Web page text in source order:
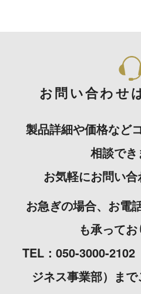
お問い合わせ
製品詳細や価格など
相談でき
お気軽にお問い合
お急ぎの場合、お電
も承ってお
TEL：050-3000-2102
ジネス事業部）まで